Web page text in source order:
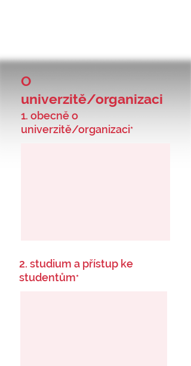
O
univerzitě/organizaci
1. obecně o
univerzitě/organizaci*
2. studium a přístup ke
studentům*